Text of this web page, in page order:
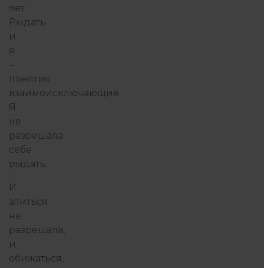
лет.
Рыдать
и
я
–
понятия
взаимоисключающие.
Я
не
разрешала
себе
рыдать.
И
злиться
не
разрешала,
и
обижаться,